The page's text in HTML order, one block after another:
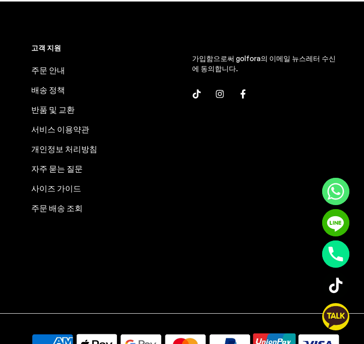
고객 지원
주문 안내
배송 정책
반품 및 교환
서비스 이용약관
개인정보 처리방침
자주 묻는 질문
사이즈 가이드
주문 배송 조회
가입함으로써 golfora의 이메일 뉴스레터 수신
에 동의합니다.